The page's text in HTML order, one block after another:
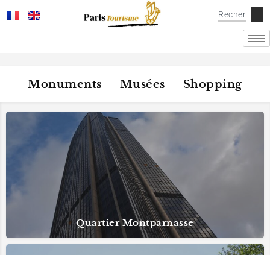
Monuments Musées Shopping
Quartier Montparnasse